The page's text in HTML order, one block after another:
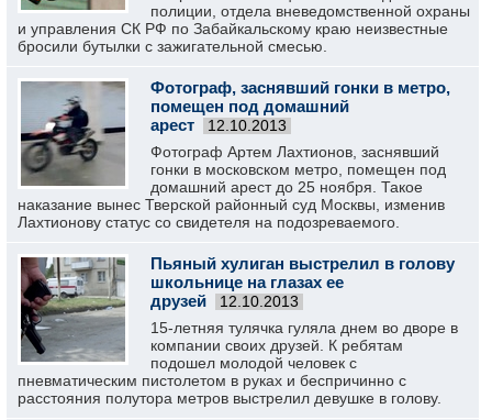
полиции, отдела вневедомственной охраны
и управления СК РФ по Забайкальскому краю неизвестные
бросили бутылки с зажигательной смесью.
Фотограф, заснявший гонки в метро,
помещен под домашний
арест
12.10.2013
Фотограф Артем Лахтионов, заснявший
гонки в московском метро, помещен под
домашний арест до 25 ноября. Такое
наказание вынес Тверской районный суд Москвы, изменив
Лахтионову статус со свидетеля на подозреваемого.
Пьяный хулиган выстрелил в голову
школьнице на глазах ее
друзей
12.10.2013
15-летняя тулячка гуляла днем во дворе в
компании своих друзей. К ребятам
подошел молодой человек с
пневматическим пистолетом в руках и беспричинно с
расстояния полутора метров выстрелил девушке в голову.